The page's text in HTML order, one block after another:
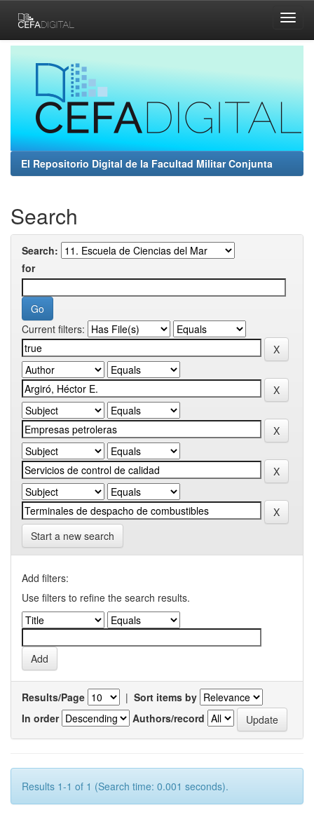
navigation
El Repositorio Digital de la Facultad Militar Conjunta
Search
Search:
for
Current filters:
Start a new search
Add filters:
Use filters to refine the search results.
Results/Page | Sort items by
In order
Authors/record
Results 1-1 of 1 (Search time: 0.001 seconds).